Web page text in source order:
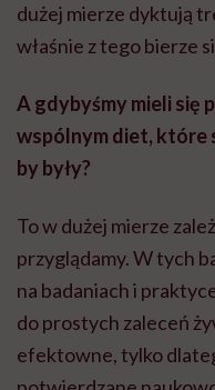
dużej mierze dyktują
właśnie z tego bierze
A gdybyśmy mieli się
wspólnym diet, które
by były?
To w dużej mierze
przyglądamy. W tych
na badaniach i
do prostych zaleceń
efektowne, tylko